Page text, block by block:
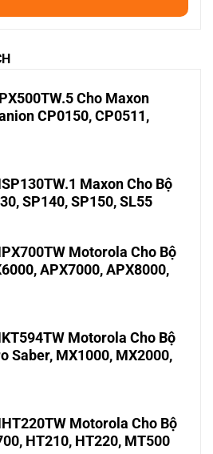
Cho Maxon
CP0150, CP0511,
Maxon Cho Bộ
SP140, SP150, SL55
Motorola Cho Bộ
APX7000, APX8000,
Motorola Cho Bộ
Saber, MX1000, MX2000,
Motorola Cho Bộ
HT210, HT220, MT500